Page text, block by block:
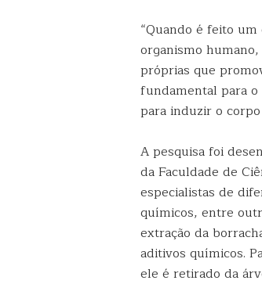
“Quando é feito
organismo
próprias que
fundamental para
para induzir o
A pesquisa foi
da Faculdade de
especialistas de
químicos, entre
extração da
aditivos químicos.
ele é retirado da